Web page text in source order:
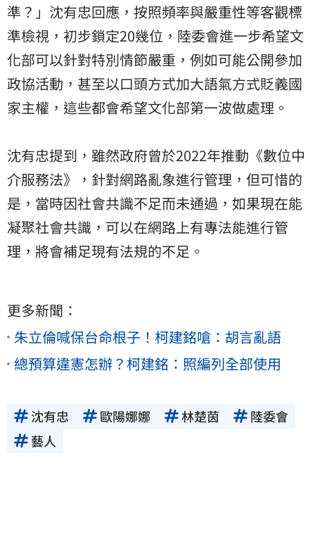
準？」沈有忠回應，按照頻率與嚴重性等客觀標
準檢視，初步鎖定20幾位，陸委會進一步希望文
化部可以針對特別情節嚴重，例如可能公開參加
政協活動，甚至以口頭方式加大語氣方式貶義國
家主權，這些都會希望文化部第一波做處理。
沈有忠提到，雖然政府曾於2022年推動《數位中
介服務法》，針對網路亂象進行管理，但可惜的
是，當時因社會共識不足而未通過，如果現在能
凝聚社會共識，可以在網路上有專法能進行管
理，將會補足現有法規的不足。
更多新聞：
朱立倫喊保台命根子！柯建銘嗆：胡言亂語
總預算違憲怎辦？柯建銘：照編列全部使用
沈有忠 歐陽娜娜 林楚茵
陸委會
藝人